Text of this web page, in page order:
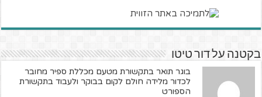
בקטנה על דור טיטו
בוגר תואר בתקשורת מטעם מכללת ספיר מחובר
לכדור מלידה חולם לקום בבוקר ולעבוד בתקשורת
הספורט